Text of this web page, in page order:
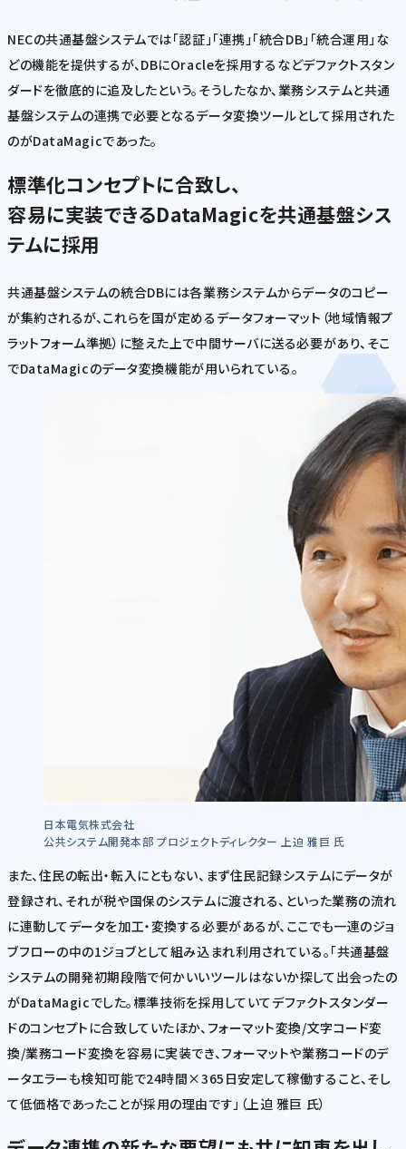
NECの共通基盤システムでは「認証」「連携」「統合DB」「統合運用」な
どの機能を提供するが、DBにOracleを採用するなどデファクトスタン
ダードを徹底的に追及したという。そうしたなか、業務システムと共通
基盤システムの連携で必要となるデータ変換ツールとして採用された
のがDataMagicであった。
標準化コンセプトに合致し、
容易に実装できるDataMagicを共通基盤シス
テムに採用
共通基盤システムの統合DBには各業務システムからデータのコピー
が集約されるが、これらを国が定めるデータフォーマット（地域情報プ
ラットフォーム準拠）に整えた上で中間サーバに送る必要があり、そこ
でDataMagicのデータ変換機能が用いられている。
日本電気株式会社
公共システム開発本部 プロジェクトディレクター 上迫 雅巨 氏
また、住民の転出・転入にともない、まず住民記録システムにデータが
登録され、それが税や国保のシステムに渡される、といった業務の流れ
に連動してデータを加工・変換する必要があるが、ここでも一連のジョ
ブフローの中の1ジョブとして組み込まれ利用されている。「共通基盤
システムの開発初期段階で何かいいツールはないか探して出会ったの
がDataMagicでした。標準技術を採用していてデファクトスタンダー
ドのコンセプトに合致していたほか、フォーマット変換/文字コード変
換/業務コード変換を容易に実装でき、フォーマットや業務コードのデ
ータエラーも検知可能で24時間×365日安定して稼働すること、そし
て低価格であったことが採用の理由です」（上迫 雅巨 氏）